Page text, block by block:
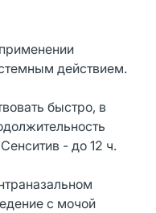
действием.
быстро, в
- до 12 ч.
с мочой